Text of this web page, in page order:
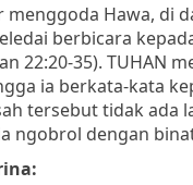
menggoda Hawa, di
berbicara
22:20-35). TUHAN
ia berkata-kata
tersebut tidak ada
ngobrol dengan